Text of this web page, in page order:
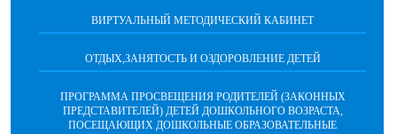
ВИРТУАЛЬНЫЙ МЕТОДИЧЕСКИЙ КАБИНЕТ
ОТДЫХ,ЗАНЯТОСТЬ И ОЗДОРОВЛЕНИЕ ДЕТЕЙ
ПРОГРАММА ПРОСВЕЩЕНИЯ РОДИТЕЛЕЙ (ЗАКОННЫХ
ПРЕДСТАВИТЕЛЕЙ) ДЕТЕЙ ДОШКОЛЬНОГО ВОЗРАСТА,
ПОСЕЩАЮЩИХ ДОШКОЛЬНЫЕ ОБРАЗОВАТЕЛЬНЫЕ